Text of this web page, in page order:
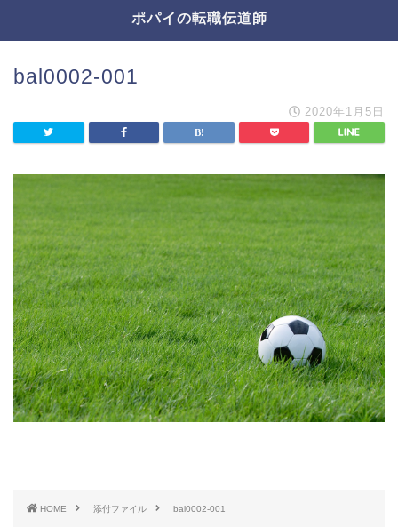
ポパイの転職伝道師
bal0002-001
2020年1月5日
HOME 添付ファイル bal0002-001